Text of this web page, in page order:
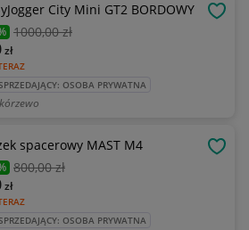
City Mini GT2 BORDOWY
1000,00 zł
zł
OSOBA PRYWATNA
spacerowy MAST M4
800,00 zł
zł
OSOBA PRYWATNA